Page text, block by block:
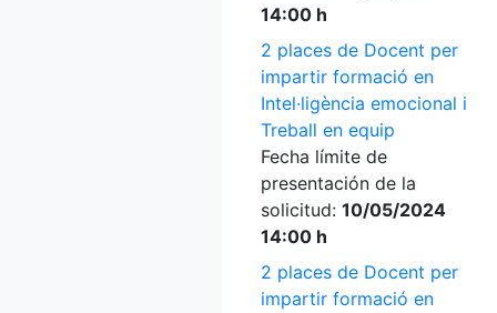
14:00 h
2 places de Docent per
impartir formació en
Intel·ligència emocional i
Treball en equip
Fecha límite de
presentación de la
solicitud: 10/05/2024
14:00 h
2 places de Docent per
impartir formació en